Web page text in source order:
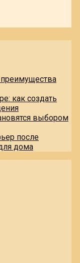
как создать
выбором
после
дома